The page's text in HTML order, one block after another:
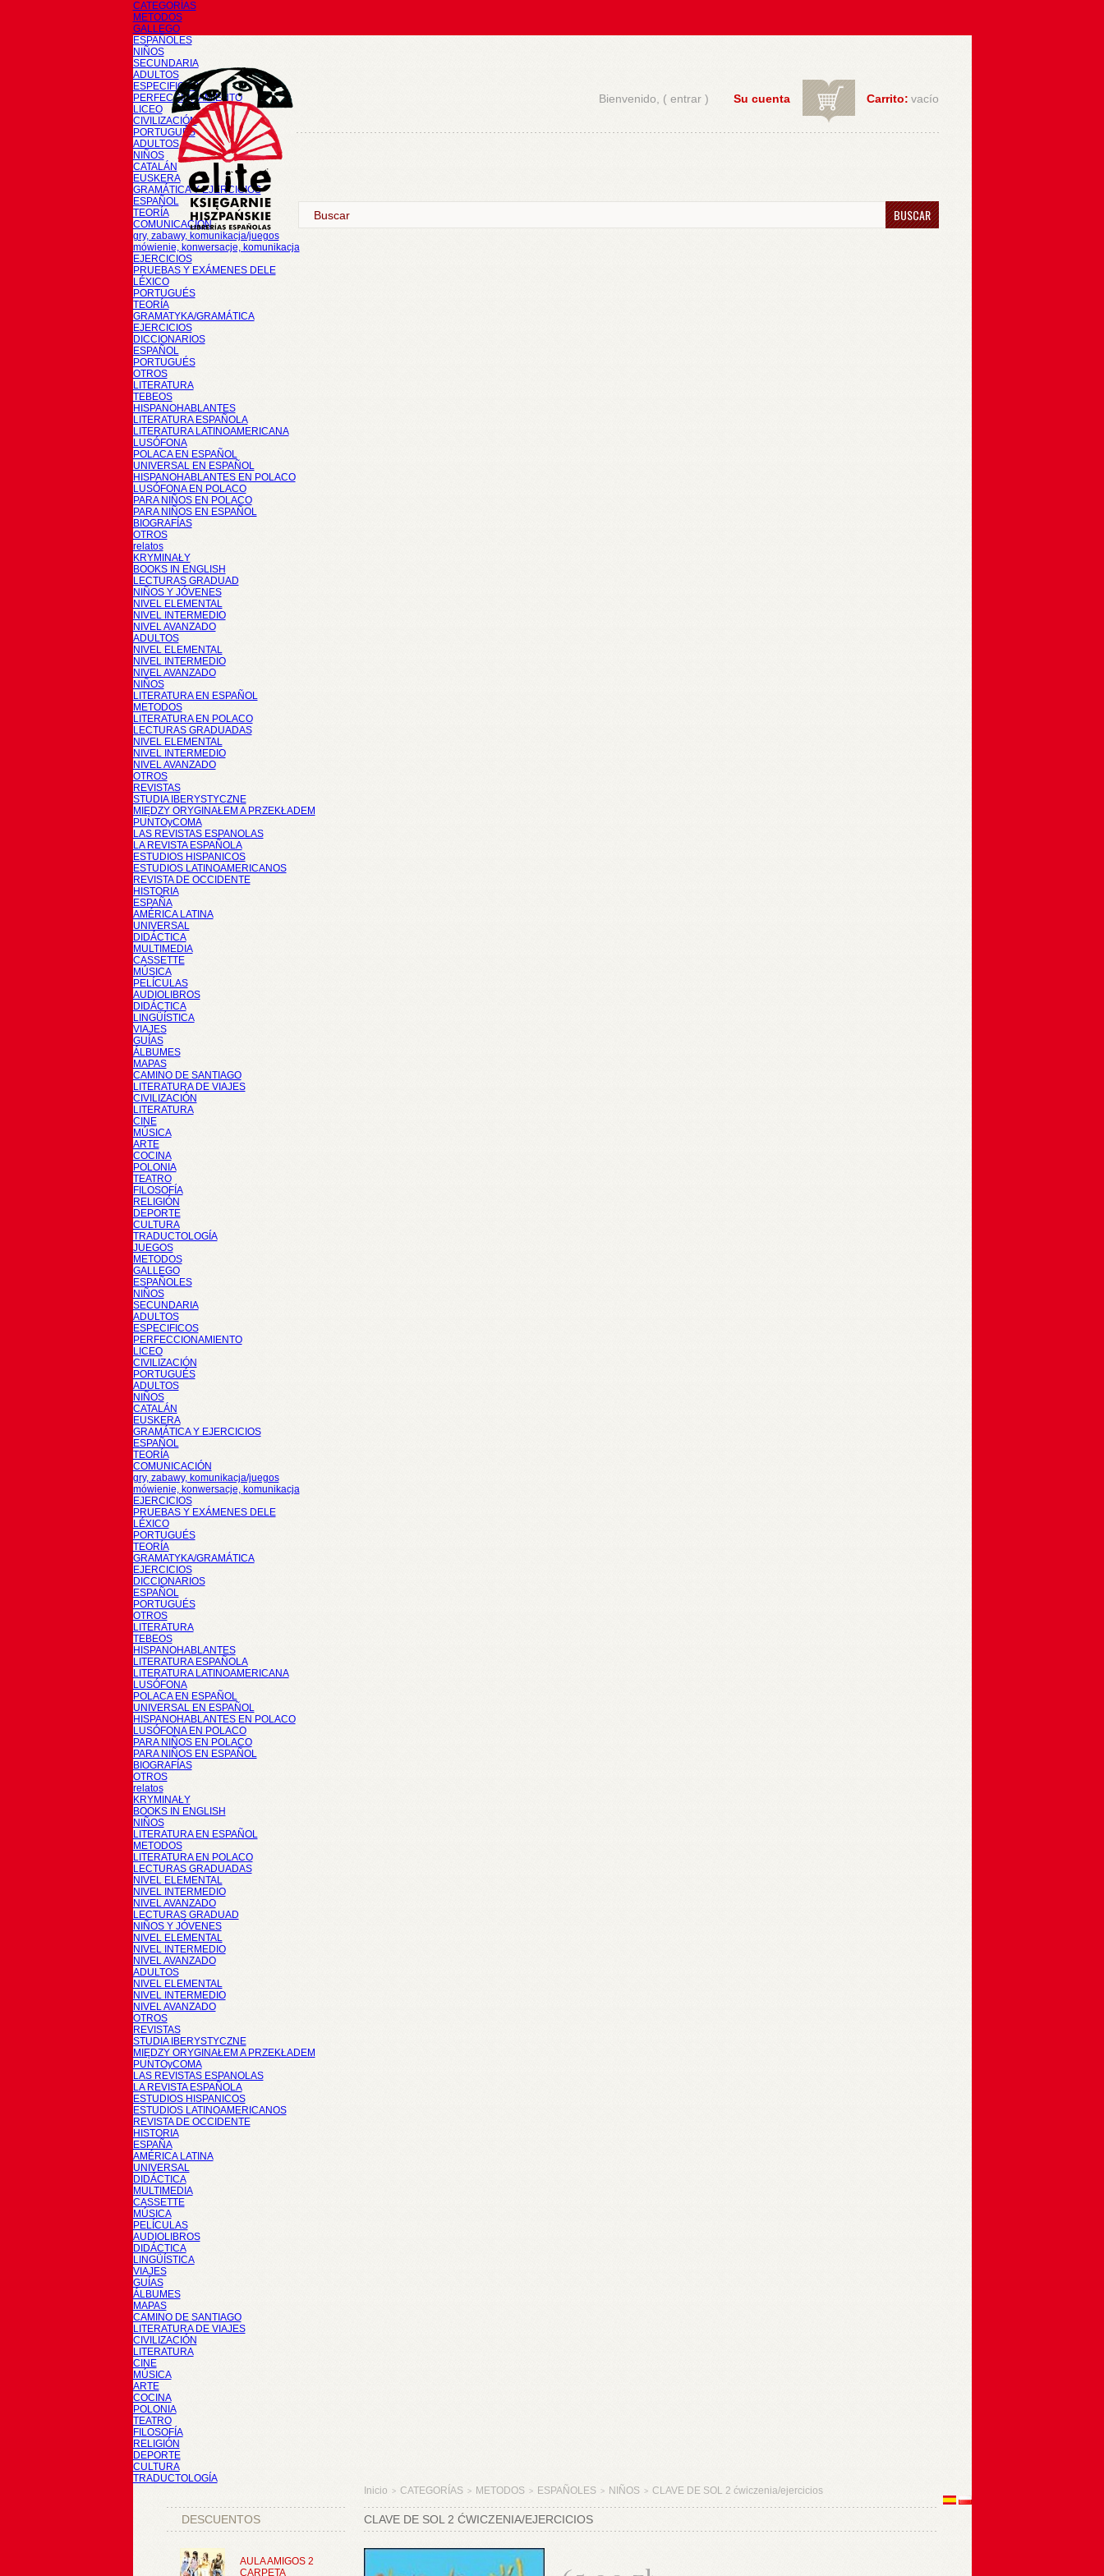
CATEGORÍAS
METODOS
GALLEGO
ESPAÑOLES
NIÑOS
SECUNDARIA
ADULTOS
ESPECIFICOS
PERFECCIONAMIENTO
LICEO
CIVILIZACIÓN
PORTUGUÉS
ADULTOS
NIÑOS
CATALÁN
EUSKERA
GRAMÁTICA Y EJERCICIOS
ESPAÑOL
TEORÍA
COMUNICACIÓN
gry, zabawy, komunikacja/juegos
mówienie, konwersacje, komunikacja
EJERCICIOS
PRUEBAS Y EXÁMENES DELE
LÉXICO
PORTUGUÉS
TEORÍA
GRAMATYKA/GRAMÁTICA
EJERCICIOS
DICCIONARIOS
ESPAÑOL
PORTUGUÉS
OTROS
LITERATURA
TEBEOS
HISPANOHABLANTES
LITERATURA ESPAÑOLA
LITERATURA LATINOAMERICANA
LUSÓFONA
POLACA EN ESPAÑOL
UNIVERSAL EN ESPAÑOL
HISPANOHABLANTES EN POLACO
LUSÓFONA EN POLACO
PARA NIÑOS EN POLACO
PARA NIÑOS EN ESPAÑOL
BIOGRAFÍAS
OTROS
relatos
KRYMINAŁY
BOOKS IN ENGLISH
LECTURAS GRADUAD
NIÑOS Y JÓVENES
NIVEL ELEMENTAL
NIVEL INTERMEDIO
NIVEL AVANZADO
ADULTOS
NIVEL ELEMENTAL
NIVEL INTERMEDIO
NIVEL AVANZADO
NIÑOS
LITERATURA EN ESPAÑOL
METODOS
LITERATURA EN POLACO
LECTURAS GRADUADAS
NIVEL ELEMENTAL
NIVEL INTERMEDIO
NIVEL AVANZADO
OTROS
REVISTAS
STUDIA IBERYSTYCZNE
MIĘDZY ORYGINAŁEM A PRZEKŁADEM
PUNTOyCOMA
LAS REVISTAS ESPANOLAS
LA REVISTA ESPAÑOLA
ESTUDIOS HISPANICOS
ESTUDIOS LATINOAMERICANOS
REVISTA DE OCCIDENTE
HISTORIA
ESPAÑA
AMÉRICA LATINA
UNIVERSAL
DIDÁCTICA
MULTIMEDIA
CASSETTE
MÚSICA
PELÍCULAS
AUDIOLIBROS
DIDÁCTICA
LINGÜÍSTICA
VIAJES
GUÍAS
ÁLBUMES
MAPAS
CAMINO DE SANTIAGO
LITERATURA DE VIAJES
CIVILIZACIÓN
LITERATURA
CINE
MÚSICA
ARTE
COCINA
POLONIA
TEATRO
FILOSOFÍA
RELIGIÓN
DEPORTE
CULTURA
TRADUCTOLOGÍA
JUEGOS
METODOS
GALLEGO
ESPAÑOLES
NIÑOS
SECUNDARIA
ADULTOS
ESPECIFICOS
PERFECCIONAMIENTO
LICEO
CIVILIZACIÓN
PORTUGUÉS
ADULTOS
NIÑOS
CATALÁN
EUSKERA
GRAMÁTICA Y EJERCICIOS
ESPAÑOL
TEORÍA
COMUNICACIÓN
gry, zabawy, komunikacja/juegos
mówienie, konwersacje, komunikacja
EJERCICIOS
PRUEBAS Y EXÁMENES DELE
LÉXICO
PORTUGUÉS
TEORÍA
GRAMATYKA/GRAMÁTICA
EJERCICIOS
DICCIONARIOS
ESPAÑOL
PORTUGUÉS
OTROS
LITERATURA
TEBEOS
HISPANOHABLANTES
LITERATURA ESPAÑOLA
LITERATURA LATINOAMERICANA
LUSÓFONA
POLACA EN ESPAÑOL
UNIVERSAL EN ESPAÑOL
HISPANOHABLANTES EN POLACO
LUSÓFONA EN POLACO
PARA NIÑOS EN POLACO
PARA NIÑOS EN ESPAÑOL
BIOGRAFÍAS
OTROS
relatos
KRYMINAŁY
BOOKS IN ENGLISH
NIÑOS
LITERATURA EN ESPAÑOL
METODOS
LITERATURA EN POLACO
LECTURAS GRADUADAS
NIVEL ELEMENTAL
NIVEL INTERMEDIO
NIVEL AVANZADO
LECTURAS GRADUAD
NIÑOS Y JÓVENES
NIVEL ELEMENTAL
NIVEL INTERMEDIO
NIVEL AVANZADO
ADULTOS
NIVEL ELEMENTAL
NIVEL INTERMEDIO
NIVEL AVANZADO
OTROS
REVISTAS
STUDIA IBERYSTYCZNE
MIĘDZY ORYGINAŁEM A PRZEKŁADEM
PUNTOyCOMA
LAS REVISTAS ESPANOLAS
LA REVISTA ESPAÑOLA
ESTUDIOS HISPANICOS
ESTUDIOS LATINOAMERICANOS
REVISTA DE OCCIDENTE
HISTORIA
ESPAÑA
AMÉRICA LATINA
UNIVERSAL
DIDÁCTICA
MULTIMEDIA
CASSETTE
MÚSICA
PELÍCULAS
AUDIOLIBROS
DIDÁCTICA
LINGÜÍSTICA
VIAJES
GUÍAS
ÁLBUMES
MAPAS
CAMINO DE SANTIAGO
LITERATURA DE VIAJES
CIVILIZACIÓN
LITERATURA
CINE
MÚSICA
ARTE
COCINA
POLONIA
TEATRO
FILOSOFÍA
RELIGIÓN
DEPORTE
CULTURA
TRADUCTOLOGÍA
Carrito: vacío
Su cuenta
Bienvenido, ( entrar)
BUSCAR
DESCUENTOS
AULA AMIGOS 2
CARPETA
Inicio > CATEGORÍAS > METODOS > ESPAÑOLES > NIÑOS > CLAVE DE SOL 2 ćwiczenia/ejercicios
CLAVE DE SOL 2 ĆWICZENIA/EJERCICIOS